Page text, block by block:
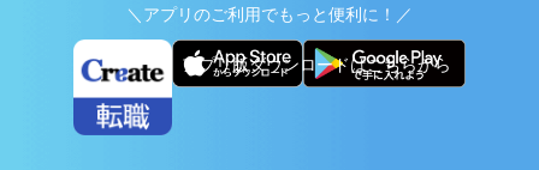
＼アプリのご利用でもっと便利に！／
アプリ版ダウンロードはこちらから